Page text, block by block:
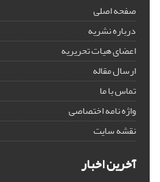
صفحه اصلی
درباره نشریه
اعضای هیات تحریریه
ارسال مقاله
تماس با ما
واژه نامه اختصاصی
نقشه سایت
آخرین اخبار